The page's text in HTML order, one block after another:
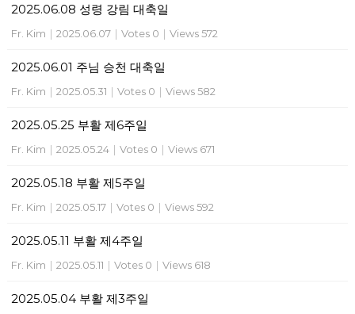
2025.06.08 성령 강림 대축일
Fr. Kim | 2025.06.07 | Votes 0 | Views 572
2025.06.01 주님 승천 대축일
Fr. Kim | 2025.05.31 | Votes 0 | Views 582
2025.05.25 부활 제6주일
Fr. Kim | 2025.05.24 | Votes 0 | Views 671
2025.05.18 부활 제5주일
Fr. Kim | 2025.05.17 | Votes 0 | Views 592
2025.05.11 부활 제4주일
Fr. Kim | 2025.05.11 | Votes 0 | Views 618
2025.05.04 부활 제3주일